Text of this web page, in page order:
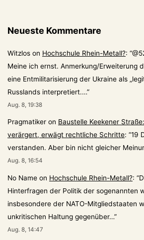
Neueste Kommentare
Witzlos on Hochschule Rhein-Metall?: “
Meine ich ernst. Anmerkung/Erweiterung
eine Entmilitarisierung der Ukraine als
Russlands interpretiert.…”
Aug. 8, 19:38
Pragmatiker on Baustelle Keekener
verärgert, erwägt rechtliche Schritte: “19
verstanden. Aber bin nicht gleicher
Aug. 8, 16:54
No Name on Hochschule Rhein-Metall?: “
Hinterfragen der Politik der sogenannten
insbesondere der NATO-Mitgliedstaaten
unkritischen Haltung gegenüber…”
Aug. 8, 14:47